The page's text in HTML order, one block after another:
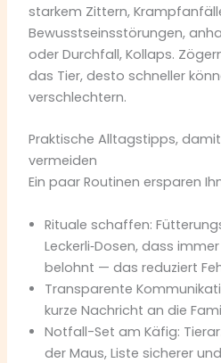
starkem Zittern,
Bewusstseinsstörungen,
oder Durchfall, Kollaps.
das Tier, desto schneller
verschlechtern.
Praktische Alltagstipps,
vermeiden
Ein paar Routinen ersparen
Rituale schaffen:
Leckerli‑Dosen, dass
belohnt — das reduziert
Transparente
kurze Nachricht an die
Notfall-Set am Käfig:
der Maus, Liste sicherer